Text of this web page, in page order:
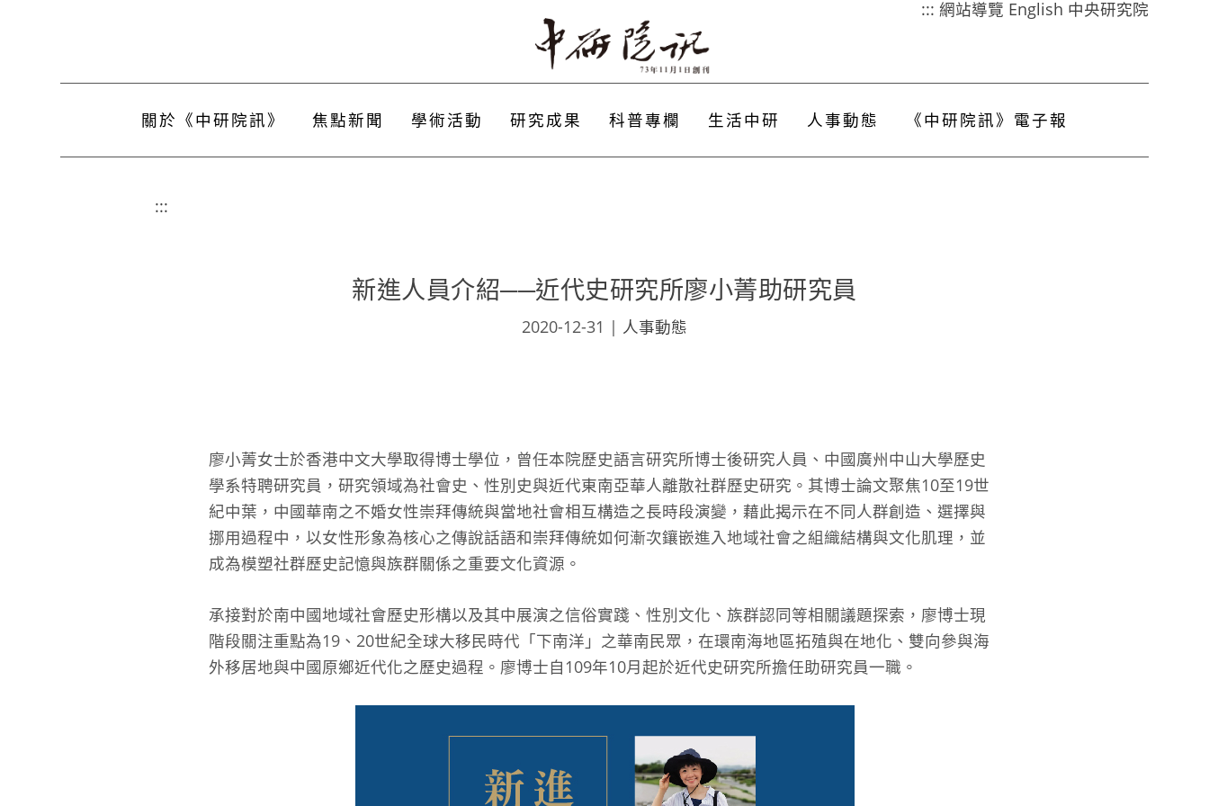
::: 網站導覽 English 中央研究院
關於《中研院訊》 焦點新聞 學術活動 研究成果 科普專欄 生活中研 人事動態 《中研院訊》電子報
:::
新進人員介紹──近代史研究所廖小菁助研究員
2020-12-31 | 人事動態
廖小菁女士於香港中文大學取得博士學位，曾任本院歷史語言研究所博士後研究人員、中國廣州中山大學歷史
學系特聘研究員，研究領域為社會史、性別史與近代東南亞華人離散社群歷史研究。其博士論文聚焦10至19世
紀中葉，中國華南之不婚女性崇拜傳統與當地社會相互構造之長時段演變，藉此揭示在不同人群創造、選擇與
挪用過程中，以女性形象為核心之傳說話語和崇拜傳統如何漸次鑲嵌進入地域社會之組織結構與文化肌理，並
成為模塑社群歷史記憶與族群關係之重要文化資源。
承接對於南中國地域社會歷史形構以及其中展演之信俗實踐、性別文化、族群認同等相關議題探索，廖博士現
階段關注重點為19、20世紀全球大移民時代「下南洋」之華南民眾，在環南海地區拓殖與在地化、雙向參與海
外移居地與中國原鄉近代化之歷史過程。廖博士自109年10月起於近代史研究所擔任助研究員一職。